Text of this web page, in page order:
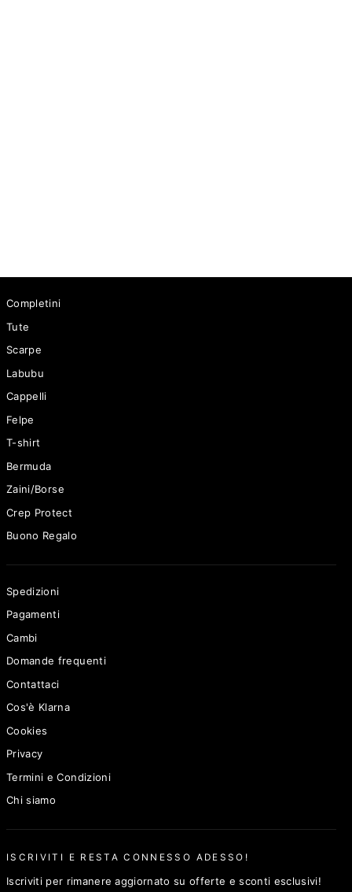
Completini
Tute
Scarpe
Labubu
Cappelli
Felpe
T-shirt
Bermuda
Zaini/Borse
Crep Protect
Buono Regalo
Spedizioni
Pagamenti
Cambi
Domande frequenti
Contattaci
Cos'è Klarna
Cookies
Privacy
Termini e Condizioni
Chi siamo
ISCRIVITI E RESTA CONNESSO ADESSO!
Iscriviti per rimanere aggiornato su offerte e sconti esclusivi!